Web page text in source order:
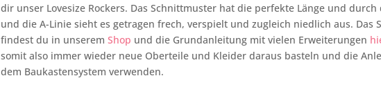
dir unser Lovesize Rockers. Das Schnittmuster hat die perfekte Länge und durch
und die A-Linie sieht es getragen frech, verspielt und zugleich niedlich aus. Das
findest du in unseremShop und die Grundanleitung mit vielen Erweiterungen
somit also immer wieder neue Oberteile und Kleider daraus basteln und die
dem Baukastensystem verwenden.